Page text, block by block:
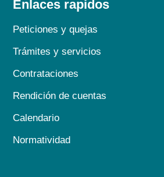
Enlaces rapidos
Peticiones y quejas
Trámites y servicios
Contrataciones
Rendición de cuentas
Calendario
Normatividad